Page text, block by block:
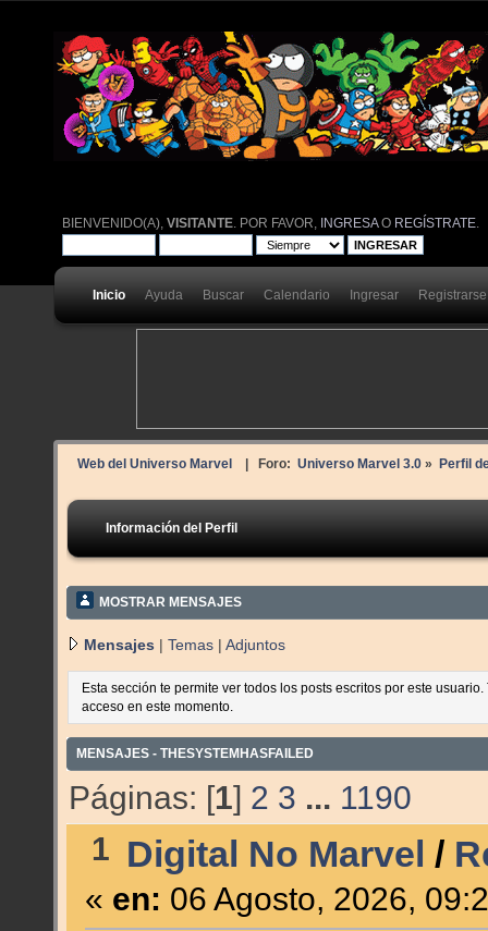
BIENVENIDO(A),VISITANTE . POR FAVOR, INGRESAO REGÍSTRATE
Inicio Ayuda Buscar Calendario Ingresar Registrarse
Web del Universo Marvel | Foro: Universo Marvel 3.0» Perfil
Información del Perfil
MOSTRAR MENSAJES
Mensajes | Temas | Adjuntos
Esta sección te permite ver todos los posts escritos por este
acceso en este momento.
MENSAJES - THESYSTEMHASFAILED
Páginas: [1] 2 3 ... 1190
1 Digital No Marvel /
« en: 06 Agosto, 2026,